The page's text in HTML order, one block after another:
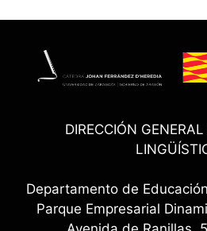
DIRECCIÓN
Departamento de
Parque Empresarial